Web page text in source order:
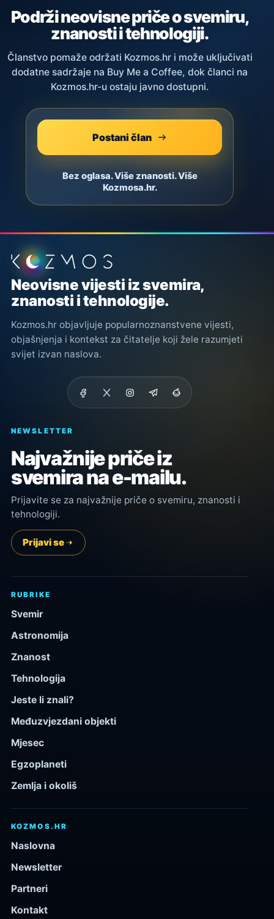
Podrži neovisne priče o svemiru,
znanosti i tehnologiji.
Članstvo pomaže održati Kozmos.hr i može uključivati
dodatne sadržaje na Buy Me a Coffee, dok članci na
Kozmos.hr-u ostaju javno dostupni.
Postani član
Bez oglasa. Više znanosti. Više
Kozmosa.hr.
Podnožje stranice
Neovisne vijesti iz svemira,
znanosti i tehnologije.
Kozmos.hr objavljuje popularnoznanstvene vijesti,
objašnjenja i kontekst za čitatelje koji žele razumjeti
svijet izvan naslova.
NEWSLETTER
Najvažnije priče iz
svemira na e-mailu.
Prijavite se za najvažnije priče o svemiru, znanosti i
tehnologiji.
Prijavi se
RUBRIKE
Svemir
Astronomija
Znanost
Tehnologija
Jeste li znali?
Međuzvjezdani objekti
Mjesec
Egzoplaneti
Zemlja i okoliš
KOZMOS.HR
Naslovna
Newsletter
Partneri
Kontakt